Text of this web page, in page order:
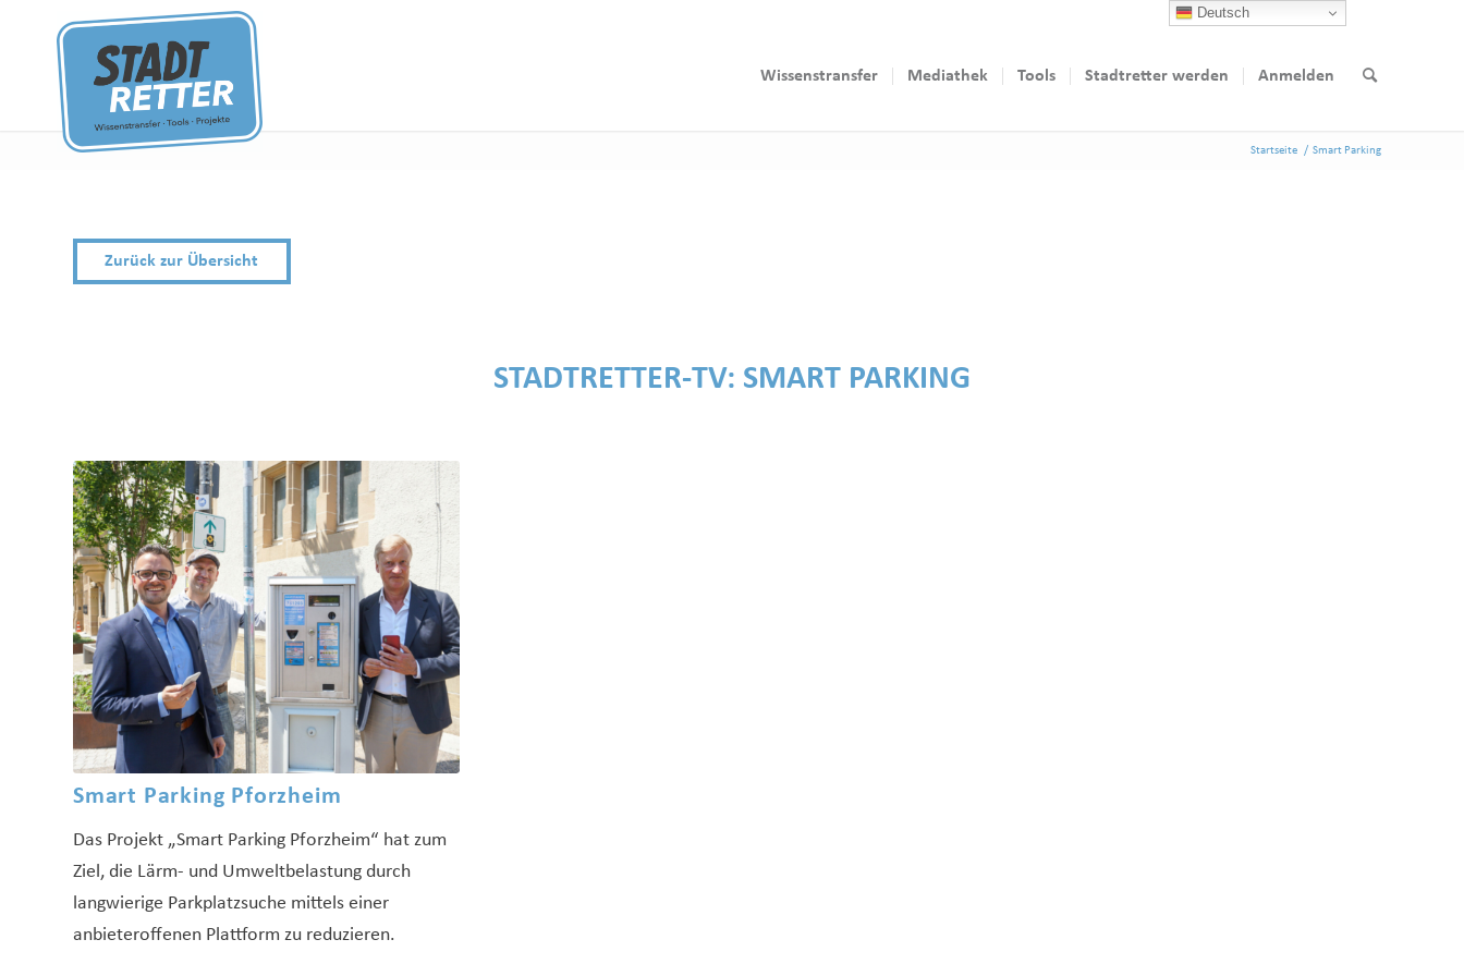
Wissenstransfer Mediathek Tools Stadtretter werden Anmelden
Startseite / Smart Parking
Zurück zur Übersicht
STADTRETTER-TV: SMART PARKING
Smart Parking Pforzheim
Das Projekt „Smart Parking Pforzheim“ hat zum
Ziel, die Lärm- und Umweltbelastung durch
langwierige Parkplatzsuche mittels einer
anbieteroffenen Plattform zu reduzieren.
Deutsch